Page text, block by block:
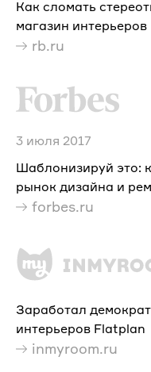
Как сломать
магазин интерьеров
rb.ru
3 июля 2017
Шаблонизируй это:
рынок дизайна и
forbes.ru
Заработал
интерьеров Flatplan
inmyroom.ru